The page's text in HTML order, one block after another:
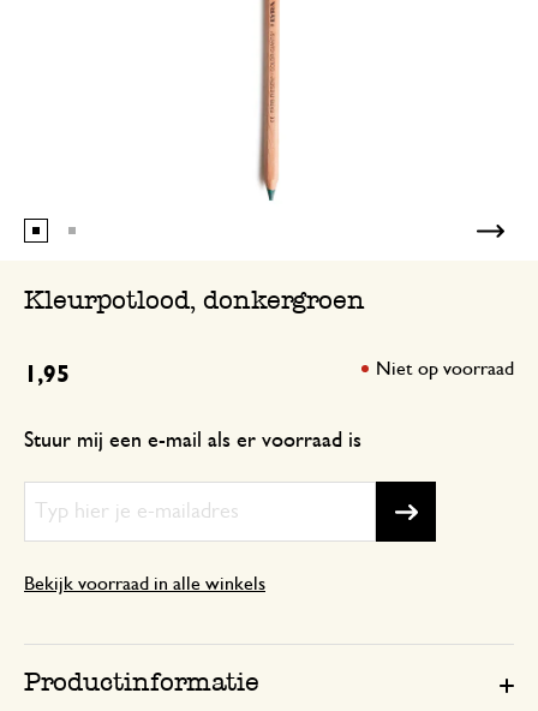
Kleurpotlood, donkergroen
1,95
Stuur mij een e-mail als er voorraad is
Niet op voorraad
Bekijk voorraad in alle winkels
Productinformatie